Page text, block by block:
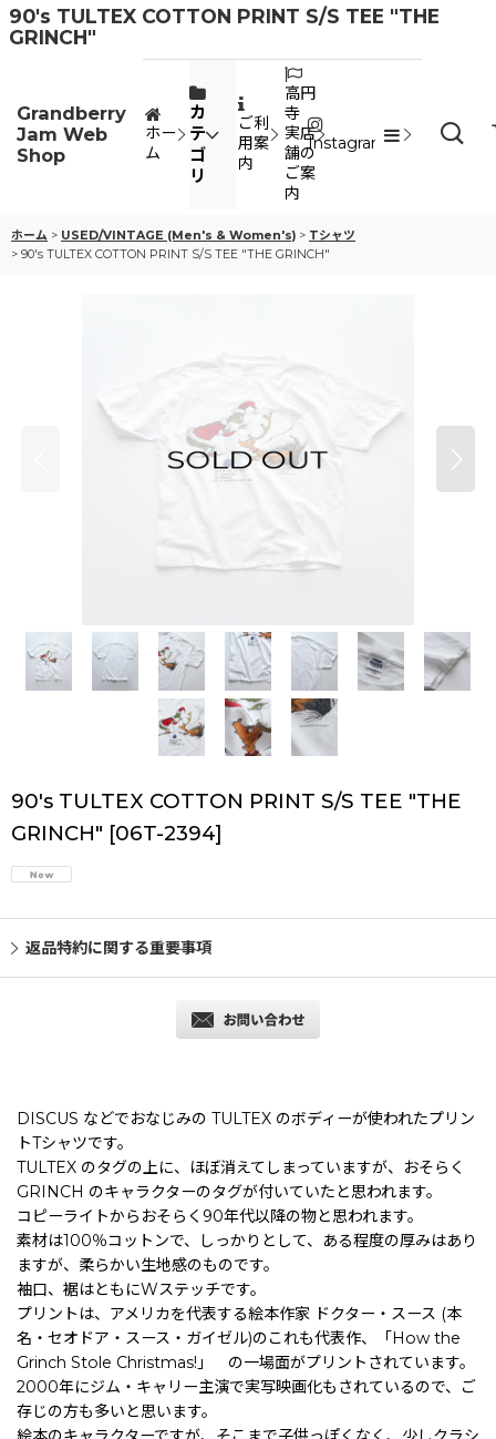
90's TULTEX COTTON PRINT S/S TEE "THE
GRINCH"
Grandberry
Jam Web
Shop
ホー
ム
カ
テ
ゴ
リ
ご利
用案
内
高円
寺
実店
舗の
ご案
内
Instagram
ホーム > USED/VINTAGE (Men's & Women's) > Tシャツ
> 90's TULTEX COTTON PRINT S/S TEE "THE GRINCH"
90's TULTEX COTTON PRINT S/S TEE "THE
GRINCH" [06T-2394]
返品特約に関する重要事項
DISCUS などでおなじみの TULTEX のボディーが使われたプリン
トTシャツです。
TULTEX のタグの上に、ほぼ消えてしまっていますが、おそらく
GRINCH のキャラクターのタグが付いていたと思われます。
コピーライトからおそらく90年代以降の物と思われます。
素材は100％コットンで、しっかりとして、ある程度の厚みはあり
ますが、柔らかい生地感のものです。
袖口、裾はともにWステッチです。
プリントは、アメリカを代表する絵本作家 ドクター・スース (本
名・セオドア・スース・ガイゼル)のこれも代表作、「How the
Grinch Stole Christmas! 」 の一場面がプリントされています。
2000年にジム・キャリー主演で実写映画化もされているので、ご
存じの方も多いと思います。